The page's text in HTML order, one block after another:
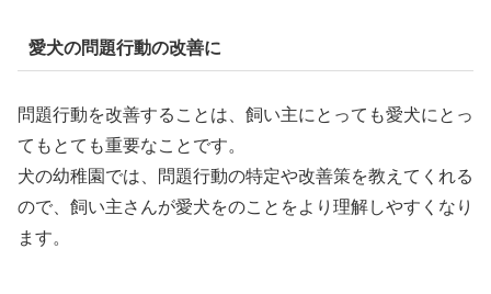
愛犬の問題行動の改善に
問題行動を改善することは、飼い主にとっても愛犬にとっ
てもとても重要なことです。
犬の幼稚園では、問題行動の特定や改善策を教えてくれる
ので、飼い主さんが愛犬をのことをより理解しやすくなり
ます。